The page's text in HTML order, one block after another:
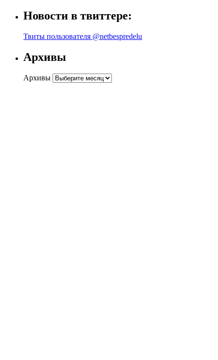
Новости в твиттере:
Твиты пользователя @netbespredelu
Архивы
Архивы